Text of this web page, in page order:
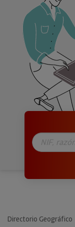
Directorio Geográfico